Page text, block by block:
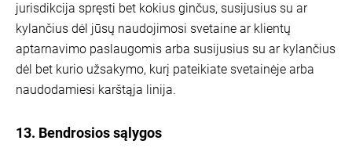
jurisdikcija spręsti bet kokius ginčus, susijusius su ar
kylančius dėl jūsų naudojimosi svetaine ar klientų
aptarnavimo paslaugomis arba susijusius su ar kylančius
dėl bet kurio užsakymo, kurį pateikiate svetainėje arba
naudodamiesi karštąja linija.
13. Bendrosios sąlygos